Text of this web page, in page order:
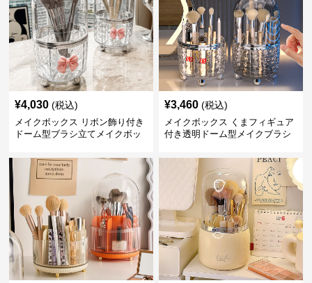
¥4,030 (税込)
メイクボックス リボン飾り付き
ドーム型ブラシ立てメイクボッ
¥3,460 (税込)
メイクボックス くまフィギュア
付き透明ドーム型メイクブラシ